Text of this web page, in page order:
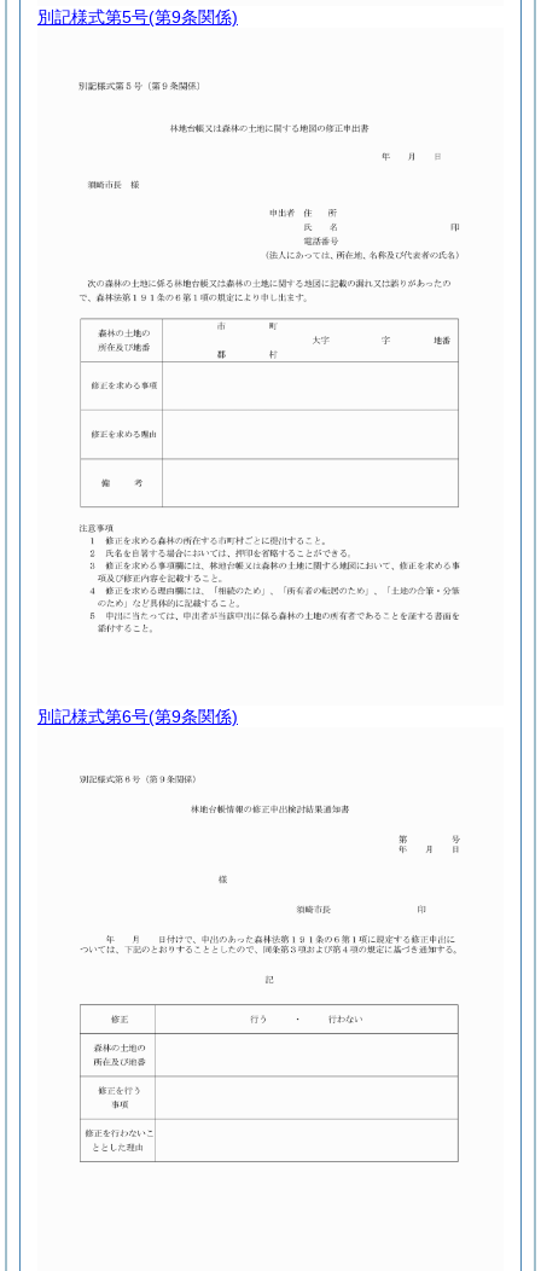
別記様式第5号(第9条関係)
別記様式第6号(第9条関係)